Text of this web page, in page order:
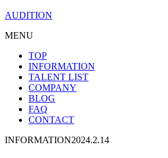
AUDITION
MENU
TOP
INFORMATION
TALENT LIST
COMPANY
BLOG
FAQ
CONTACT
INFORMATION2024.2.14